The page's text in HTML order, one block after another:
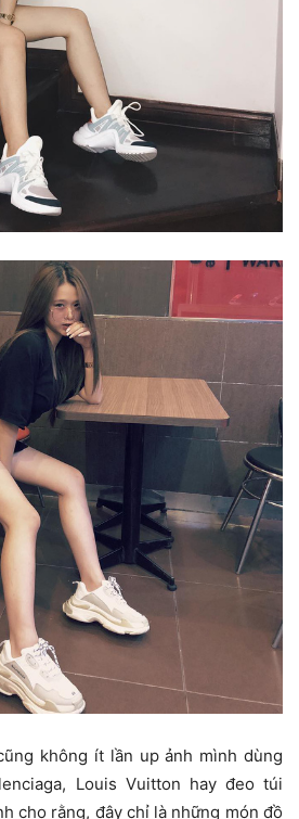
không ít lần up ảnh mình dùng
Louis Vuitton hay đeo túi
cho rằng, đây chỉ là những món đồ